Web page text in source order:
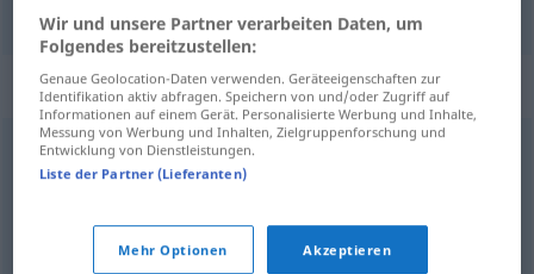
Synonyme für "egal"
(alles) dasselbe,einerlei (sein) (Hauptform)
Wir und unsere Partner verarbeiten Daten, um
Folgendes bereitzustellen:
Genaue Geolocation-Daten verwenden. Geräteeigenschaften zur
Identifikation aktiv abfragen. Speichern von und/oder Zugriff auf
Informationen auf einem Gerät. Personalisierte Werbung und Inhalte,
Messung von Werbung und Inhalten, Zielgruppenforschung und
Entwicklung von Dienstleistungen.
Liste der Partner (Lieferanten)
Mehr Optionen Akzeptieren